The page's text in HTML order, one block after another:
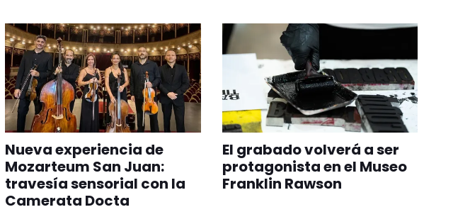
Nueva experiencia de
Mozarteum San Juan:
travesía sensorial con la
Camerata Docta
El grabado volverá a ser
protagonista en el Museo
Franklin Rawson